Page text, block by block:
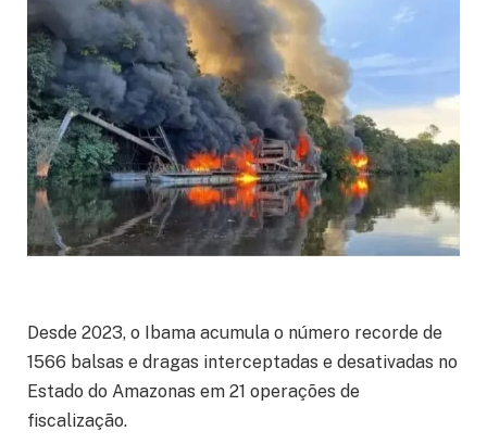
Desde 2023, o Ibama acumula o número recorde de
1566 balsas e dragas interceptadas e desativadas no
Estado do Amazonas em 21 operações de
fiscalização.